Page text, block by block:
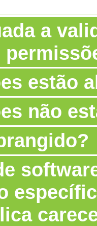
a
estão
não